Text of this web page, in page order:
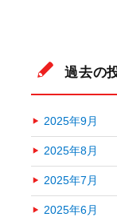
過去の
2025年9月
2025年8月
2025年7月
2025年6月